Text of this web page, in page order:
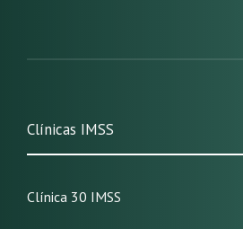
Clínicas IMSS
Clínica 30 IMSS